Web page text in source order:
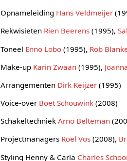
Opnameleiding Hans Veldmeijer
Rekwisieten Rien Beerens (1995),
Toneel Enno Lobo (1995), Rob
Make-up Karin Zwaan (1995),
Arrangementen Dirk Keijzer (1995)
Voice-over Boet Schouwink (2008)
SchakeltechniekArno Belteman
Projectmanagers Roel Vos (2008),
Styling Henny & Carla Charles